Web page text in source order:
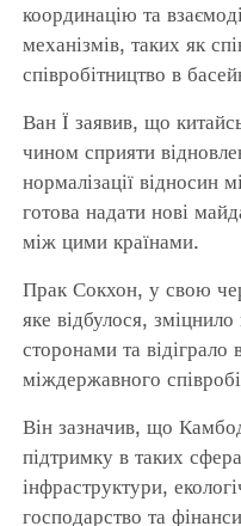
координацію та
механізмів, таких як
співробітництво в
Ван Ї заявив, що
чином сприяти
нормалізації відносин
готова надати нові
між цими країнами.
Прак Сокхон, у свою
яке відбулося,
сторонами та відіграло
міждержавного
Він зазначив, що
підтримку в таких
інфраструктури,
господарство та